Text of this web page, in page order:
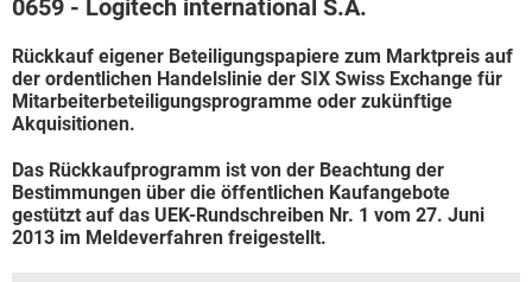
0659 - Logitech international S.A.
Rückkauf eigener Beteiligungspapiere zum Marktpreis auf
der ordentlichen Handelslinie der SIX Swiss Exchange für
Mitarbeiterbeteiligungsprogramme oder zukünftige
Akquisitionen.
Das Rückkaufprogramm ist von der Beachtung der
Bestimmungen über die öffentlichen Kaufangebote
gestützt auf das UEK-Rundschreiben Nr. 1 vom 27. Juni
2013 im Meldeverfahren freigestellt.